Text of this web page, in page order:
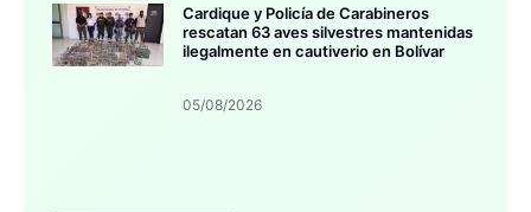
Cardique y Policía de Carabineros
rescatan 63 aves silvestres mantenidas
ilegalmente en cautiverio en Bolívar
05/08/2026